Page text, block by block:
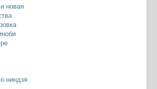
новая
ниндзя